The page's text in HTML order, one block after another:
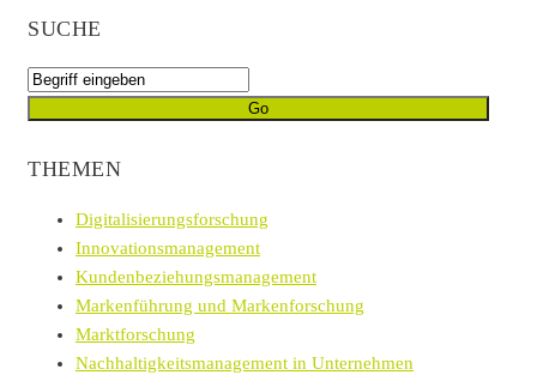
SUCHE
THEMEN
Digitalisierungsforschung
Innovationsmanagement
Kundenbeziehungsmanagement
Markenführung und Markenforschung
Marktforschung
Nachhaltigkeitsmanagement in Unternehmen